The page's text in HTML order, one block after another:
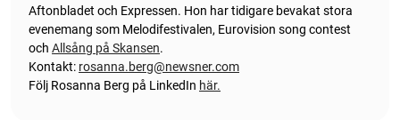
Aftonbladet och Expressen. Hon har tidigare bevakat stora
evenemang som Melodifestivalen, Eurovision song contest
och Allsång på Skansen.
Kontakt: rosanna.berg@newsner.com
Följ Rosanna Berg på LinkedIn här.